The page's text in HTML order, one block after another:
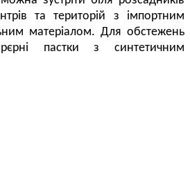
та територій з імпортним
матеріалом. Для обстежень
пастки з синтетичним